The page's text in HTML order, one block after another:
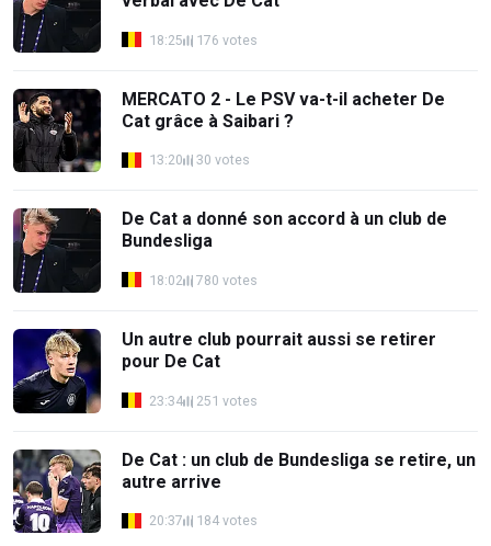
18:25 176 votes
MERCATO 2 - Le PSV va-t-il acheter De
Cat grâce à Saibari ?
13:20 30 votes
De Cat a donné son accord à un club de
Bundesliga
18:02 780 votes
Un autre club pourrait aussi se retirer
pour De Cat
23:34 251 votes
De Cat : un club de Bundesliga se retire, un
autre arrive
20:37 184 votes